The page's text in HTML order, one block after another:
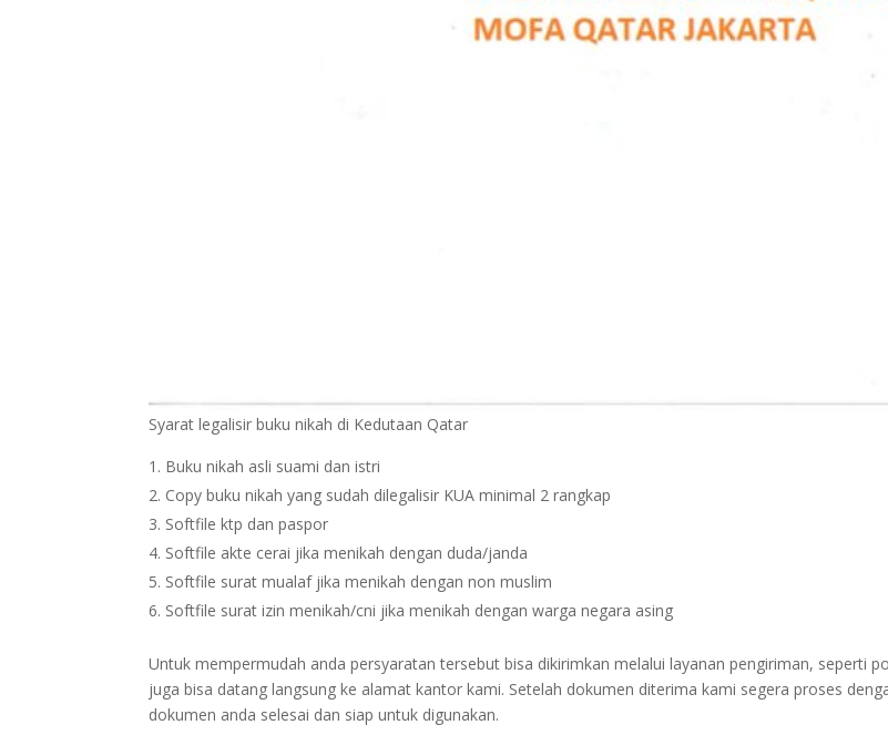
Syarat legalisir buku nikah di Kedutaan Qatar
Buku nikah asli suami dan istri
Copy buku nikah yang sudah dilegalisir KUA minimal 2 rangkap
Softfile ktp dan paspor
Softfile akte cerai jika menikah dengan duda/janda
Softfile surat mualaf jika menikah dengan non muslim
Softfile surat izin menikah/cni jika menikah dengan warga negara asing
Untuk mempermudah anda persyaratan tersebut bisa dikirimkan melalui layanan pengiriman, seperti
juga bisa datang langsung ke alamat kantor kami. Setelah dokumen diterima kami segera proses
dokumen anda selesai dan siap untuk digunakan.